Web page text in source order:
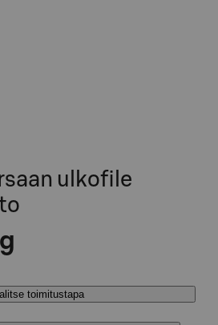
ulkofile
toimitustapa